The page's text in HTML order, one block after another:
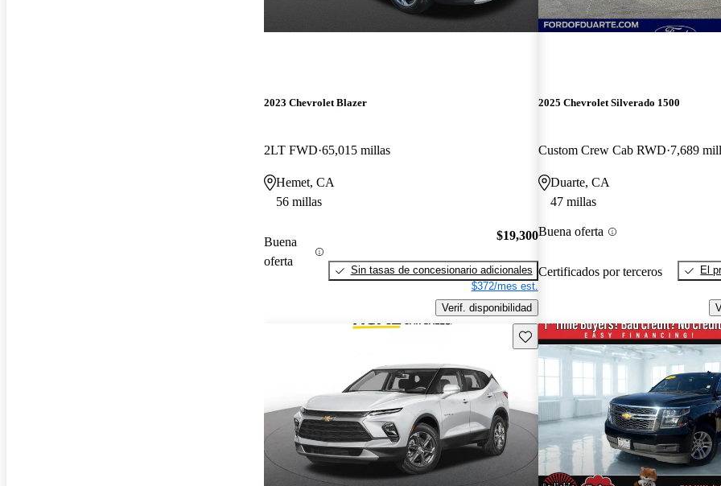
2023 Chevrolet Blazer
2LT FWD 65,015 millas
Hemet, CA
56 millas
Buena
oferta
$19,300
Sin tasas de concesionario adicionales
$372/mes est.
Verif. disponibilidad
2025 Chevrolet Silverado 1500
Custom Crew Cab RWD 7,689
Duarte, CA
47 millas
Buena oferta
Certificados por terceros
El
Guarda este Aviso